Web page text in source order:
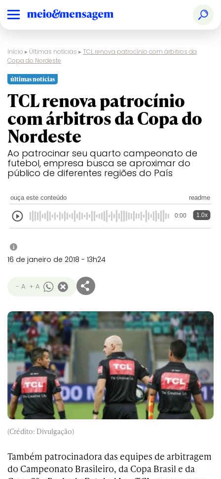
Início ▸ Últimas notícias ▸ TCL renova patrocínio com árbitros da
Copa do Nordeste
últimas notícias
TCL renova patrocínio
com árbitros da Copa do
Nordeste
Ao patrocinar seu quarto campeonato de
futebol, empresa busca se aproximar do
público de diferentes regiões do País
ouça este conteúdo readme
0:00 1.0x
i
16 de janeiro de 2018 - 13h24
- A + A
(Crédito: Divulgação)
Também patrocinadora das equipes de arbitragem
do Campeonato Brasileiro, da Copa Brasil e da